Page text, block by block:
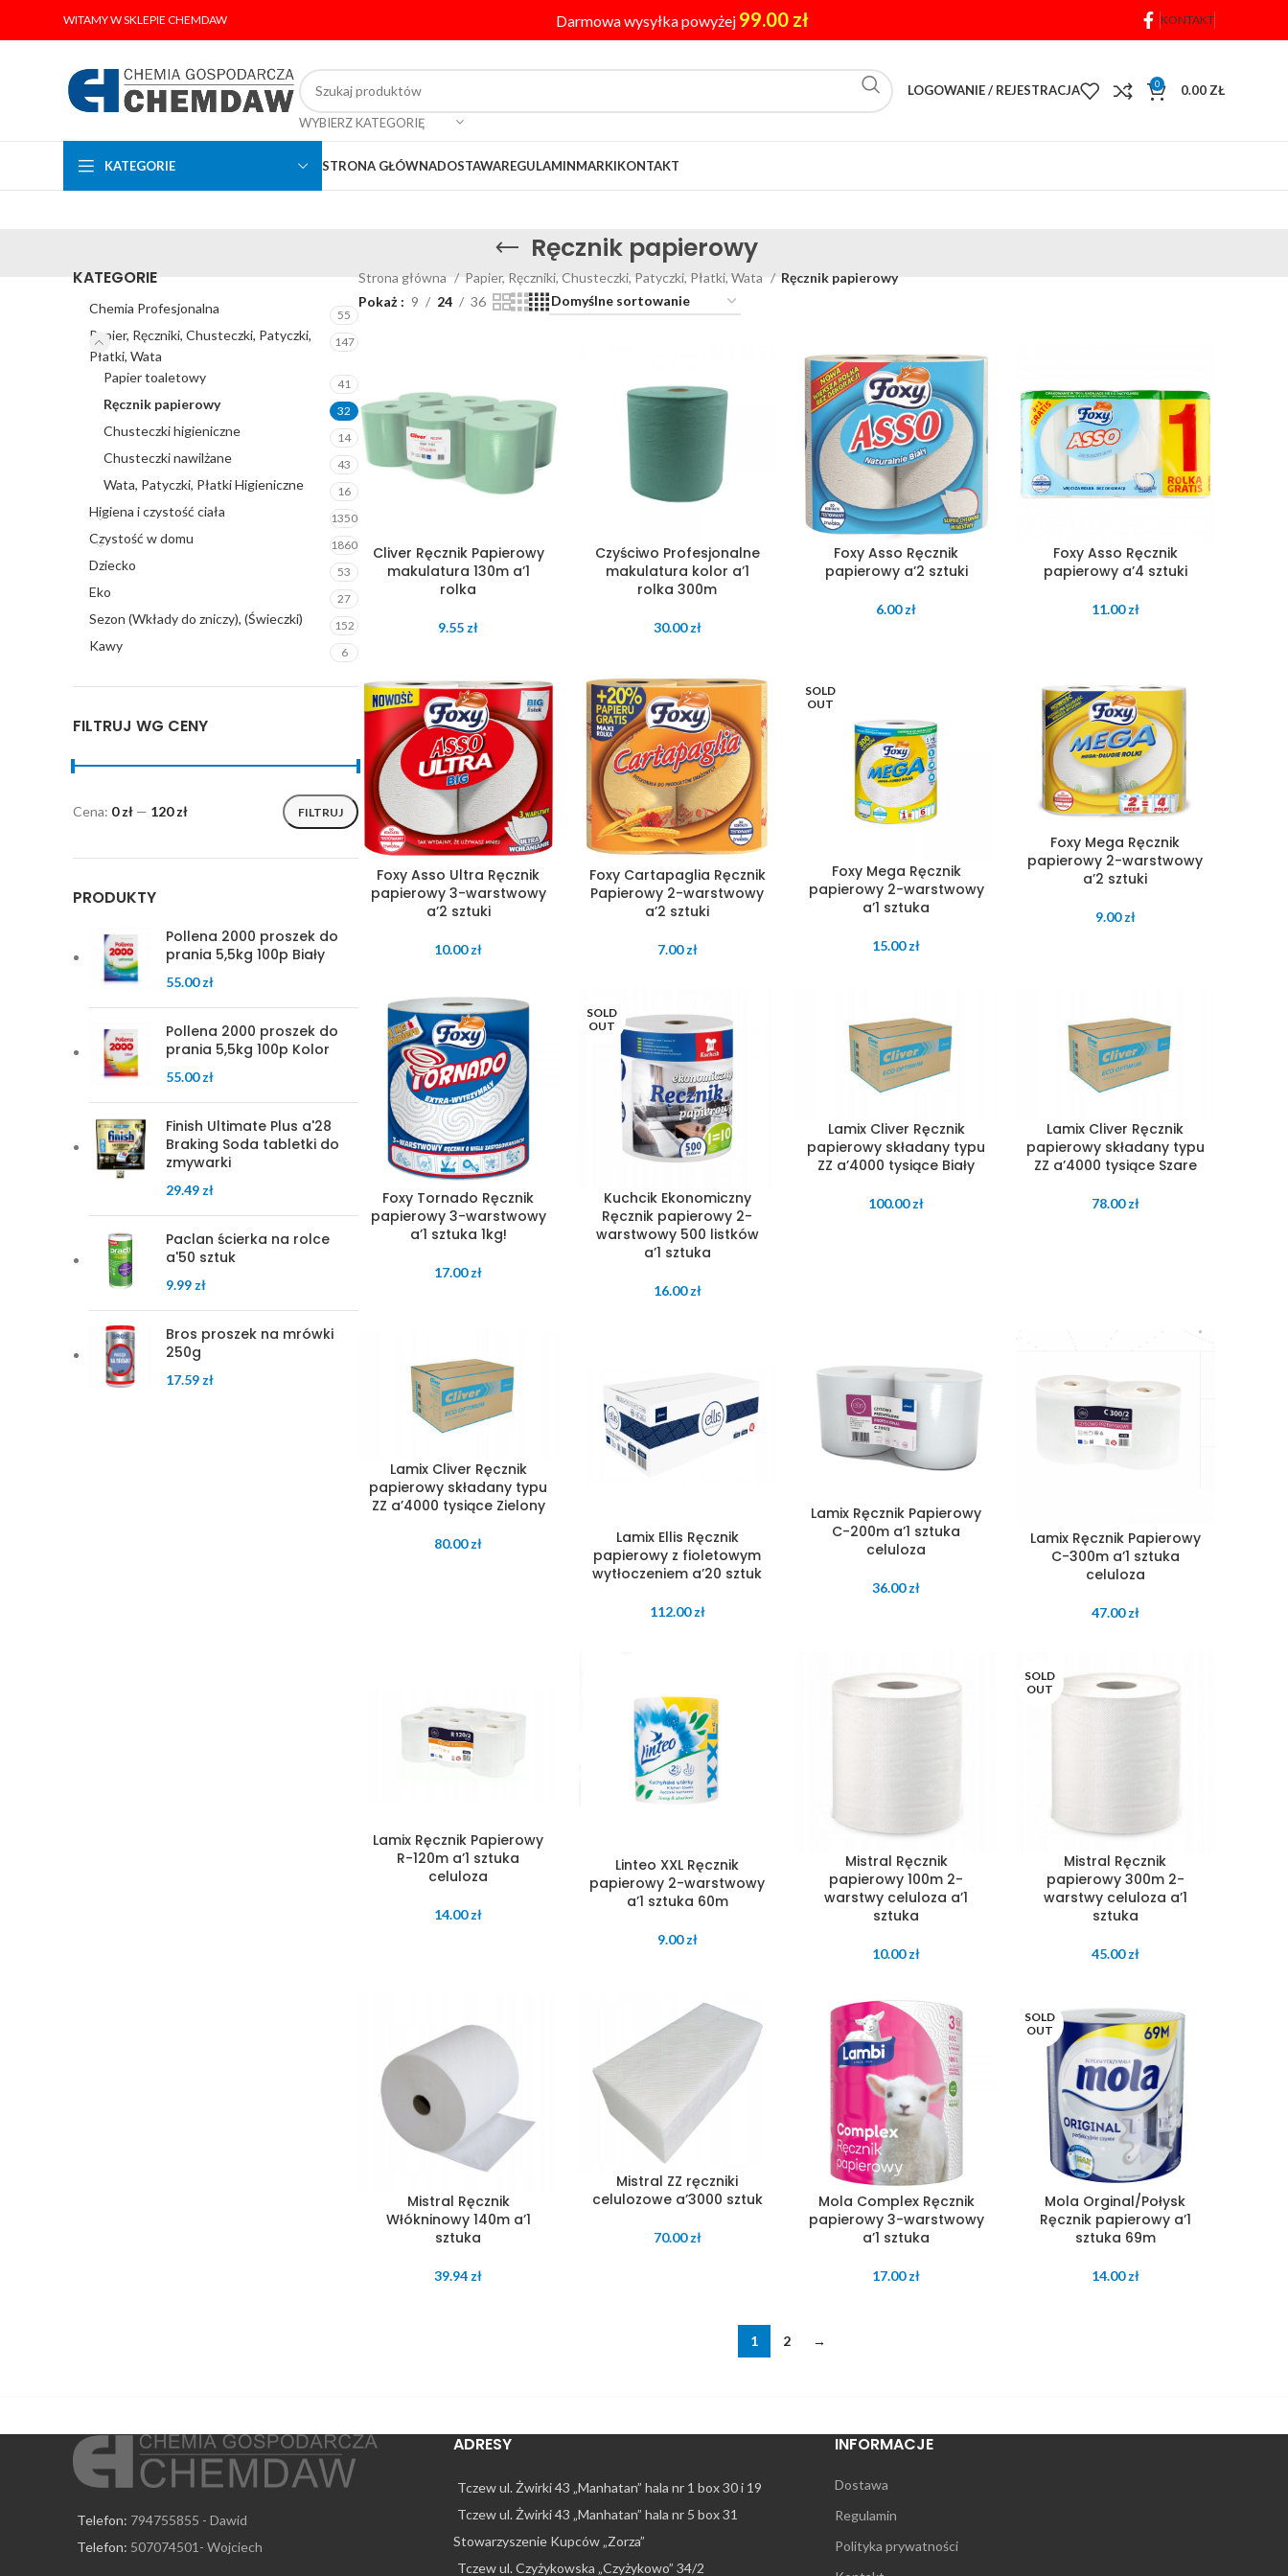
WITAMY W SKLEPIE CHEMDAW Darmowa wysyłka powyżej 99.00 zł KONTAKT
WYBIERZ KATEGORIĘ
LOGOWANIE / REJESTRACJA 0 0.00 ZŁ
KATEGORIE STRONA GŁÓWNADOSTAWAREGULAMINMARKIKONTAKT
Ręcznik papierowy
KATEGORIE
Chemia Profesjonalna 55
Papier, Ręczniki, Chusteczki, Patyczki,
Płatki, Wata
147
Papier toaletowy 41
Ręcznik papierowy 32
Chusteczki higieniczne 14
Chusteczki nawilżane 43
Wata, Patyczki, Płatki Higieniczne 16
Higiena i czystość ciała 1350
Czystość w domu 1860
Dziecko 53
Eko 27
Sezon (Wkłady do zniczy), (Świeczki) 152
Kawy 6
FILTRUJ WG CENY
FILTRUJ
Cena: 0 zł — 120 zł
PRODUKTY
Pollena 2000 proszek do
prania 5,5kg 100p Biały
55.00zł
Pollena 2000 proszek do
prania 5,5kg 100p Kolor
55.00zł
Finish Ultimate Plus a'28
Braking Soda tabletki do
zmywarki
29.49 zł
Paclan ścierka na rolce
a'50 sztuk
9.99 zł
Bros proszek na mrówki
250g
17.59 zł
Strona główna Papier, Ręczniki, Chusteczki, Patyczki, Płatki, Wata
Ręcznik papierowy
Pokaż
9 24 36
Cliver Ręcznik Papierowy
makulatura 130m a’1
rolka
9.55 zł
Czyściwo Profesjonalne
makulatura kolor a’1
rolka 300m
30.00zł
Foxy Asso Ręcznik
papierowy a’2 sztuki
6.00zł
Foxy Asso Ręcznik
papierowy a’4 sztuki
11.00zł
Foxy Asso Ultra Ręcznik
papierowy 3-warstwowy
a’2 sztuki
10.00zł
Foxy Cartapaglia Ręcznik
Papierowy 2-warstwowy
a’2 sztuki
7.00zł
SOLD
OUT
Foxy Mega Ręcznik
papierowy 2-warstwowy
a’1 sztuka
15.00zł
Foxy Mega Ręcznik
papierowy 2-warstwowy
a’2 sztuki
9.00zł
Foxy Tornado Ręcznik
papierowy 3-warstwowy
a’1 sztuka 1kg!
17.00zł
SOLD
OUT
Kuchcik Ekonomiczny
Ręcznik papierowy 2-
warstwowy 500 listków
a’1 sztuka
16.00zł
Lamix Cliver Ręcznik
papierowy składany typu
ZZ a’4000 tysiące Biały
100.00zł
Lamix Cliver Ręcznik
papierowy składany typu
ZZ a’4000 tysiące Szare
78.00zł
Lamix Cliver Ręcznik
papierowy składany typu
ZZ a’4000 tysiące Zielony
80.00zł
Lamix Ellis Ręcznik
papierowy z fioletowym
wytłoczeniem a’20 sztuk
112.00zł
Lamix Ręcznik Papierowy
C-200m a’1 sztuka
celuloza
36.00zł
Lamix Ręcznik Papierowy
C-300m a’1 sztuka
celuloza
47.00zł
Lamix Ręcznik Papierowy
R-120m a’1 sztuka
celuloza
14.00zł
Linteo XXL Ręcznik
papierowy 2-warstwowy
a’1 sztuka 60m
9.00zł
Mistral Ręcznik
papierowy 100m 2-
warstwy celuloza a’1
sztuka
10.00zł
SOLD
OUT
Mistral Ręcznik
papierowy 300m 2-
warstwy celuloza a’1
sztuka
45.00zł
Mistral Ręcznik
Włókninowy 140m a’1
sztuka
39.94 zł
Mistral ZZ ręczniki
celulozowe a’3000 sztuk
70.00zł
Mola Complex Ręcznik
papierowy 3-warstwowy
a’1 sztuka
17.00zł
SOLD
OUT
Mola Orginal/Połysk
Ręcznik papierowy a’1
sztuka 69m
14.00zł
1 2 →
Telefon: 794755855 - Dawid
Telefon: 507074501- Wojciech
ADRESY
Tczew ul. Żwirki 43 „Manhatan” hala nr 1 box 30 i 19
Tczew ul. Żwirki 43 „Manhatan” hala nr 5 box 31
Stowarzyszenie Kupców „Zorza”
Tczew ul. Czyżykowska „Czyżykowo” 34/2
INFORMACJE
Dostawa
Regulamin
Polityka prywatności